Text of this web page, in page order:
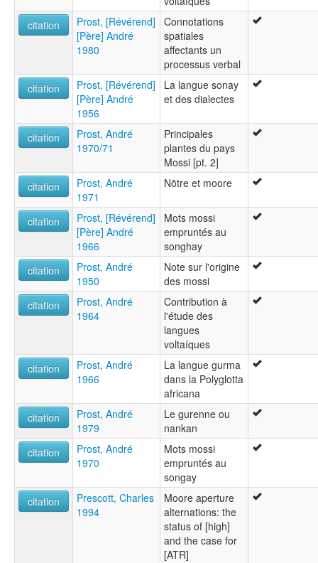
citation
Prost, [Révérend]
[Père] André
1980
Connotations
spatiales
affectants un
processus verbal
citation
Prost, [Révérend]
[Père] André
1956
La langue sonay
et des dialectes
citation
Prost, André
1970/71
Principales
plantes du pays
Mossi [pt. 2]
citation
Prost, André
1971
Nõtre et moore
citation
Prost, [Révérend]
[Père] André
1966
Mots mossi
empruntés au
songhay
citation
Prost, André
1950
Note sur l'origine
des mossi
citation
Prost, André
1964
Contribution à
l'étude des
langues
voltaíques
citation
Prost, André
1966
La langue gurma
dans la Polyglotta
africana
citation
Prost, André
1979
Le gurenne ou
nankan
citation
Prost, André
1970
Mots mossi
empruntés au
songay
citation
Prescott, Charles
1994
Moore aperture
alternations: the
status of [high]
and the case for
[ATR]